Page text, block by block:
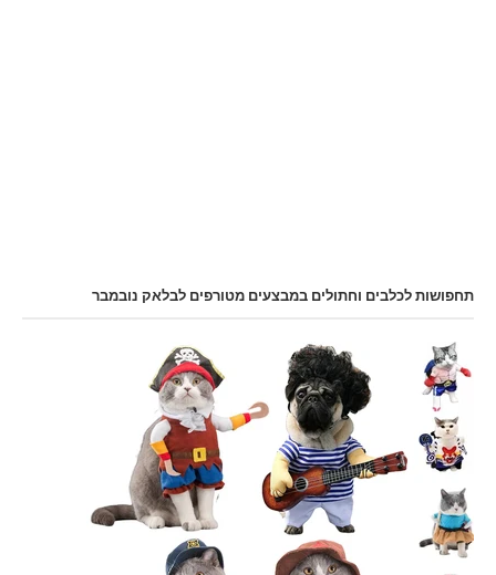
תחפושות לכלבים וחתולים במבצעים מטורפים לבלאק נובמבר